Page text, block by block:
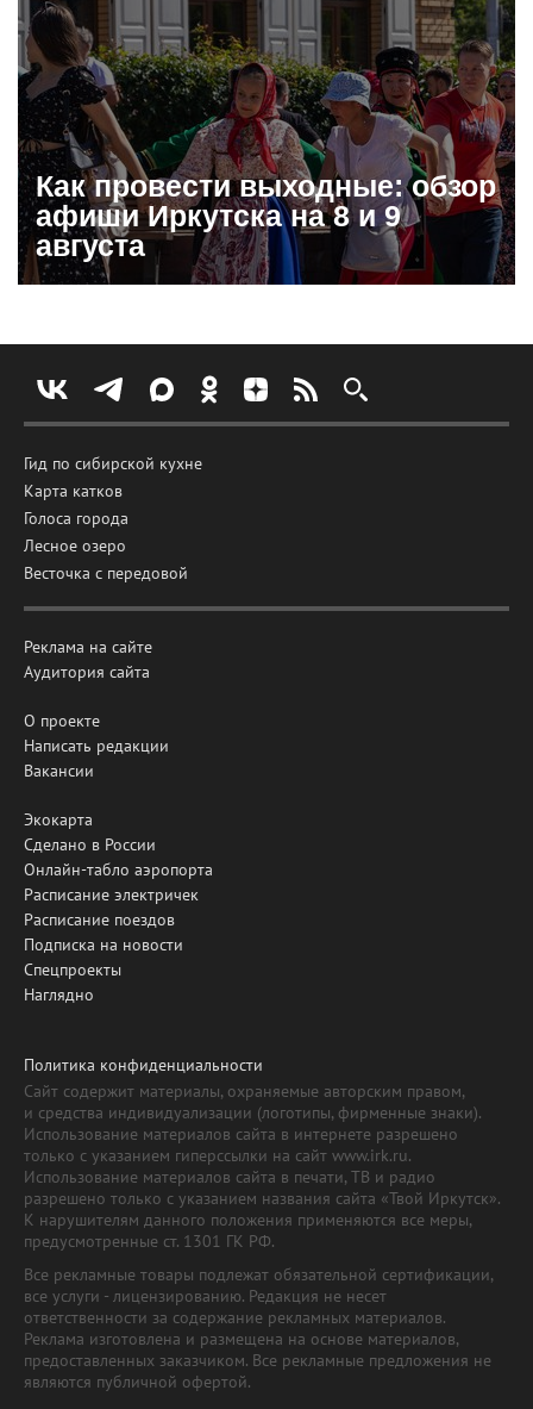
Как провести выходные: обзор
афиши Иркутска на 8 и 9
августа
Гид по сибирской кухне
Карта катков
Голоса города
Лесное озеро
Весточка с передовой
Реклама на сайте
Аудитория сайта
О проекте
Написать редакции
Вакансии
Экокарта
Сделано в России
Онлайн-табло аэропорта
Расписание электричек
Расписание поездов
Подписка на новости
Спецпроекты
Наглядно
Политика конфиденциальности
Сайт содержит материалы, охраняемые авторским правом,
и средства индивидуализации (логотипы, фирменные знаки).
Использование материалов сайта в интернете разрешено
только с указанием гиперссылки на сайт www.irk.ru.
Использование материалов сайта в печати, ТВ и радио
разрешено только с указанием названия сайта «Твой Иркутск».
К нарушителям данного положения применяются все меры,
предусмотренные ст. 1301 ГК РФ.
Все рекламные товары подлежат обязательной сертификации,
все услуги - лицензированию. Редакция не несет
ответственности за содержание рекламных материалов.
Реклама изготовлена и размещена на основе материалов,
предоставленных заказчиком. Все рекламные предложения не
являются публичной офертой.